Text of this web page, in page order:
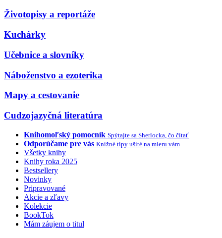
Životopisy a reportáže
Kuchárky
Učebnice a slovníky
Náboženstvo a ezoterika
Mapy a cestovanie
Cudzojazyčná literatúra
Knihomoľský pomocník Spýtajte sa Sherlocka, čo čítať
Odporúčame pre vás Knižné tipy ušité na mieru vám
Všetky knihy
Knihy roka 2025
Bestsellery
Novinky
Pripravované
Akcie a zľavy
Kolekcie
BookTok
Mám záujem o titul